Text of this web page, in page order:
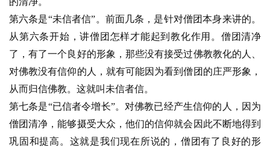
第六条是“未信者信”。前面几条，是针对僧团本身来讲的。
从第六条开始，讲僧团怎样才能起到教化作用。僧团清净
了，有了一个良好的形象，那些没有接受过佛教教化的人、
对佛教没有信仰的人，就有可能因为看到僧团的庄严形象，
从而归信佛教。这就叫未信者信。
第七条是“已信者令增长”。对佛教已经产生信仰的人，因为
僧团清净，能够摄受大众，他们的信仰就会因此不断地得到
巩固和提高。这就是我们现在所说的，僧团有了良好的形